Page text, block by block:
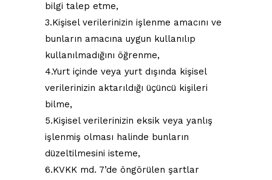
bilgi talep etme,
3.Kişisel verilerinizin işlenme amacını ve
bunların amacına uygun kullanılıp
kullanılmadığını öğrenme,
4.Yurt içinde veya yurt dışında kişisel
verilerinizin aktarıldığı üçüncü kişileri
bilme,
5.Kişisel verilerinizin eksik veya yanlış
işlenmiş olması halinde bunların
düzeltilmesini isteme,
6.KVKK md. 7’de öngörülen şartlar